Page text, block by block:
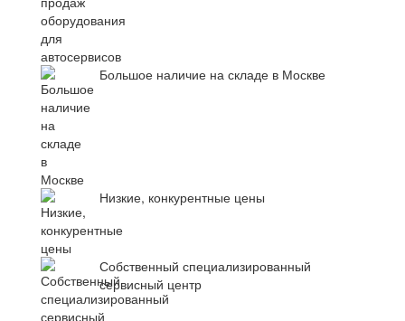
Большое наличие на складе в Москве
Низкие, конкурентные цены
Собственный специализированный
сервисный центр